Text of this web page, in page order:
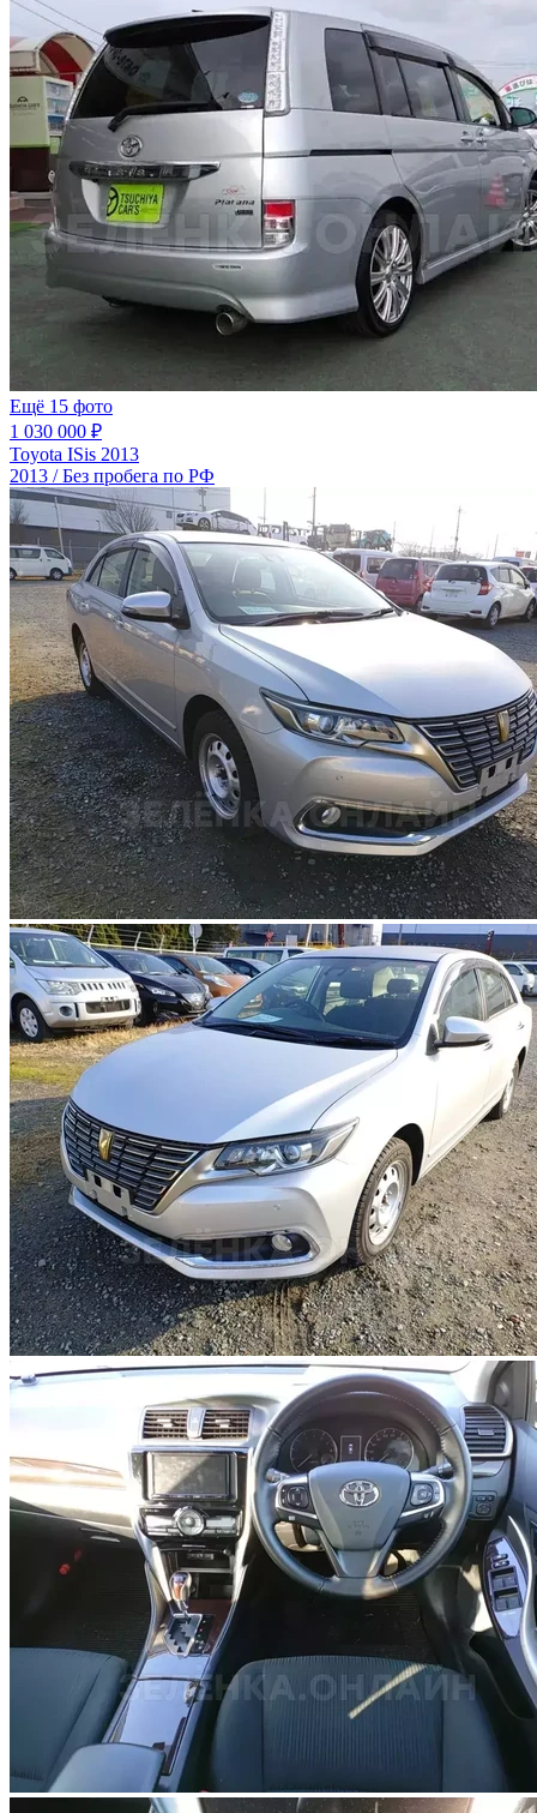
Ещё 15 фото
1 030 000 ₽
Toyota ISis 2013
2013 / Без пробега по РФ